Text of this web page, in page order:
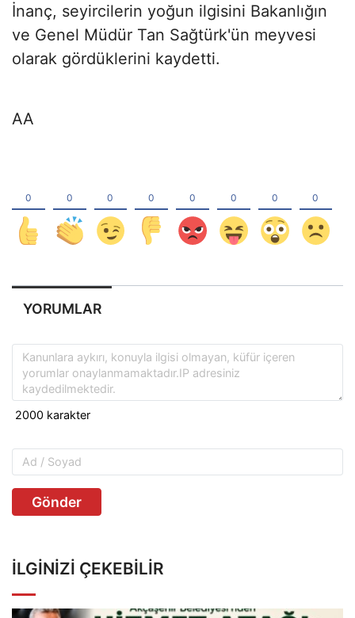
İnanç, seyircilerin yoğun ilgisini Bakanlığın
ve Genel Müdür Tan Sağtürk'ün meyvesi
olarak gördüklerini kaydetti.
AA
YORUMLAR
Gönder
İLGINIZI ÇEKEBILIR